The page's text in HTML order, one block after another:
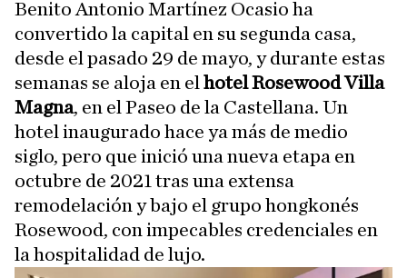
Benito Antonio Martínez Ocasio ha
convertido la capital en su segunda casa,
desde el pasado 29 de mayo, y durante estas
semanas se aloja en el hotel Rosewood Villa
Magna, en el Paseo de la Castellana. Un
hotel inaugurado hace ya más de medio
siglo, pero que inició una nueva etapa en
octubre de 2021 tras una extensa
remodelación y bajo el grupo hongkonés
Rosewood, con impecables credenciales en
la hospitalidad de lujo.